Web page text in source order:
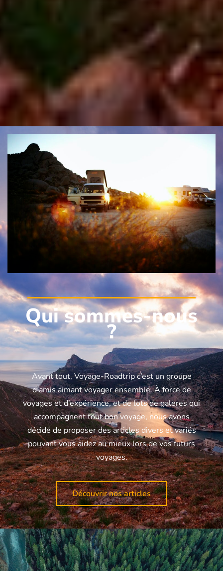
Qui sommes-nous
?
Avant tout, Voyage-Roadtrip c’est un groupe
d’amis aimant voyager ensemble. À force de
voyages et d’expérience, et de lots de galères qui
accompagnent tout bon voyage, nous avons
décidé de proposer des articles divers et variés
pouvant vous aidez au mieux lors de vos futurs
voyages.
Découvrir nos articles